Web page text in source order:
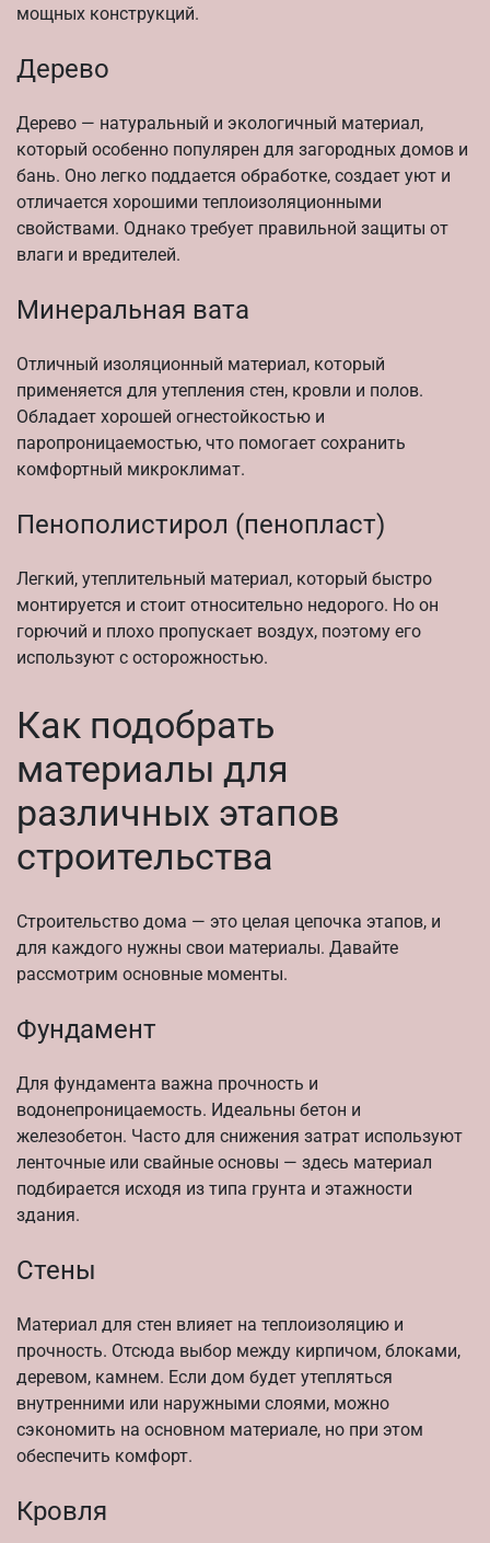
мощных конструкций.
Дерево
Дерево — натуральный и экологичный материал,
который особенно популярен для загородных домов и
бань. Оно легко поддается обработке, создает уют и
отличается хорошими теплоизоляционными
свойствами. Однако требует правильной защиты от
влаги и вредителей.
Минеральная вата
Отличный изоляционный материал, который
применяется для утепления стен, кровли и полов.
Обладает хорошей огнестойкостью и
паропроницаемостью, что помогает сохранить
комфортный микроклимат.
Пенополистирол (пенопласт)
Легкий, утеплительный материал, который быстро
монтируется и стоит относительно недорого. Но он
горючий и плохо пропускает воздух, поэтому его
используют с осторожностью.
Как подобрать
материалы для
различных этапов
строительства
Строительство дома — это целая цепочка этапов, и
для каждого нужны свои материалы. Давайте
рассмотрим основные моменты.
Фундамент
Для фундамента важна прочность и
водонепроницаемость. Идеальны бетон и
железобетон. Часто для снижения затрат используют
ленточные или свайные основы — здесь материал
подбирается исходя из типа грунта и этажности
здания.
Стены
Материал для стен влияет на теплоизоляцию и
прочность. Отсюда выбор между кирпичом, блоками,
деревом, камнем. Если дом будет утепляться
внутренними или наружными слоями, можно
сэкономить на основном материале, но при этом
обеспечить комфорт.
Кровля